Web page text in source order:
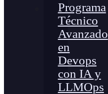
Programa
Técnico
Avanzado
en
Devops
con IA y
LLMOps